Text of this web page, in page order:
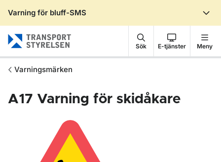
Varning för bluff-SMS
Sök E-tjänster Meny
Varningsmärken
A17 Varning för skidåkare